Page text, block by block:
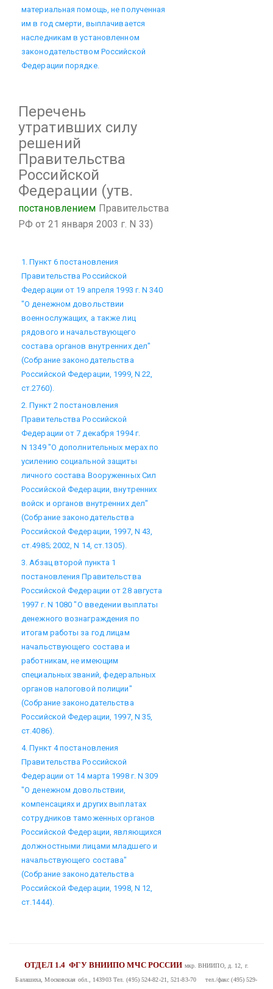
материальная помощь, не полученная
им в год смерти, выплачивается
наследникам в установленном
законодательством Российской
Федерации порядке.
Перечень
утративших силу
решений
Правительства
Российской
Федерации (утв.
постановлением Правительства
РФ от 21 января 2003 г. N 33)
1. Пункт 6 постановления
Правительства Российской
Федерации от 19 апреля 1993 г. N 340
"О денежном довольствии
военнослужащих, а также лиц
рядового и начальствующего
состава органов внутренних дел"
(Собрание законодательства
Российской Федерации, 1999, N 22,
ст.2760).
2. Пункт 2 постановления
Правительства Российской
Федерации от 7 декабря 1994 г.
N 1349 "О дополнительных мерах по
усилению социальной защиты
личного состава Вооруженных Сил
Российской Федерации, внутренних
войск и органов внутренних дел"
(Собрание законодательства
Российской Федерации, 1997, N 43,
ст.4985; 2002, N 14, ст.1305).
3. Абзац второй пункта 1
постановления Правительства
Российской Федерации от 28 августа
1997 г. N 1080 "О введении выплаты
денежного вознаграждения по
итогам работы за год лицам
начальствующего состава и
работникам, не имеющим
специальных званий, федеральных
органов налоговой полиции"
(Собрание законодательства
Российской Федерации, 1997, N 35,
ст.4086).
4. Пункт 4 постановления
Правительства Российской
Федерации от 14 марта 1998 г. N 309
"О денежном довольствии,
компенсациях и других выплатах
сотрудников таможенных органов
Российской Федерации, являющихся
должностными лицами младшего и
начальствующего состава"
(Собрание законодательства
Российской Федерации, 1998, N 12,
ст.1444).
ОТДЕЛ 1.4ФГУ ВНИИПО МЧС РОССИИ мкр. ВНИИПО, д. 12, г.
Балашиха, Московская обл., 143903Тел. (495) 524-82-21, 521-83-70 тел./факс (495) 529-